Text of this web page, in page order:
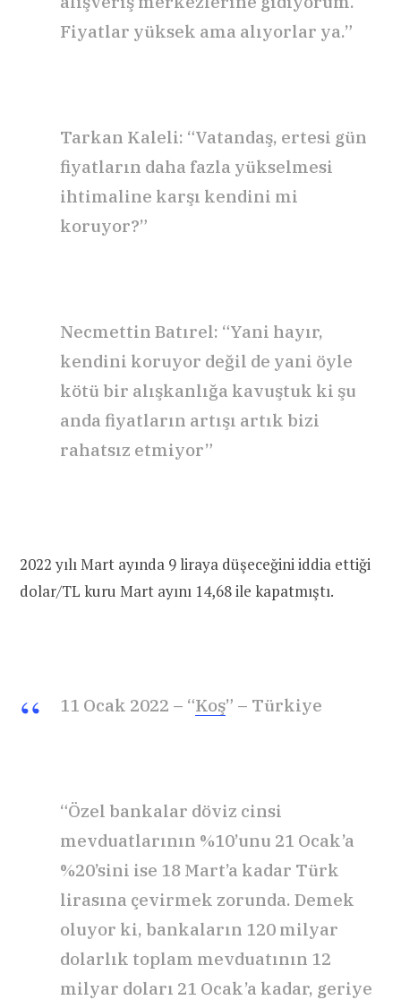
Fiyatlar yüksek ama alıyorlar ya.”
Tarkan Kaleli: “Vatandaş, ertesi gün
fiyatların daha fazla yükselmesi
ihtimaline karşı kendini mi
koruyor?”
Necmettin Batırel: “Yani hayır,
kendini koruyor değil de yani öyle
kötü bir alışkanlığa kavuştuk ki şu
anda fiyatların artışı artık bizi
rahatsız etmiyor”
2022 yılı Mart ayında 9 liraya düşeceğini iddia ettiği
dolar/TL kuru Mart ayını 14,68 ile kapatmıştı.
11 Ocak 2022 – “Koş” – Türkiye
“Özel bankalar döviz cinsi
mevduatlarının %10’unu 21 Ocak’a
%20’sini ise 18 Mart’a kadar Türk
lirasına çevirmek zorunda. Demek
oluyor ki, bankaların 120 milyar
dolarlık toplam mevduatının 12
milyar doları 21 Ocak’a kadar, geriye